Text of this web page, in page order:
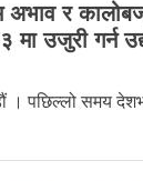
अभाव र
उजुरी गर्न
। पछिल्लो समय